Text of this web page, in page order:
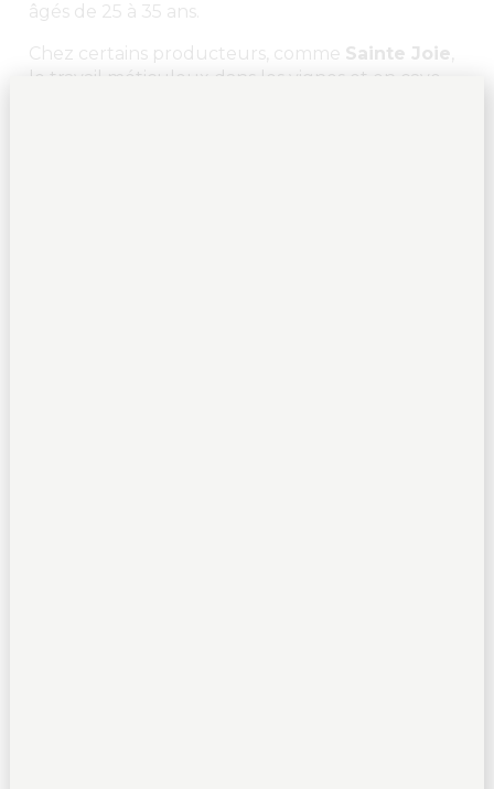
âgés de 25 à 35 ans.
Chez certains producteurs, comme Sainte Joie,
le travail méticuleux dans les vignes et en cave